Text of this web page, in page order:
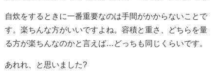
自炊をするときに一番重要なのは手間がかからないことで
す。楽ちんな方がいいですよね。容積と重さ、どちらを量
る方が楽ちんなのかと言えば…どっちも同じくらいです。
あれれ、と思いました?